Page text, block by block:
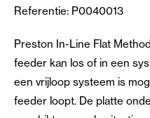
Referentie: P0040013
Preston In-Line Flat
feeder kan los of in een
een vrijloop systeem is
feeder loopt. De platte